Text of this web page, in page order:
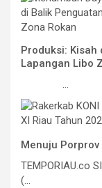
Produksi:
Lapangan Libo
...
Menuju Porprov
TEMPORIAU.co
(...